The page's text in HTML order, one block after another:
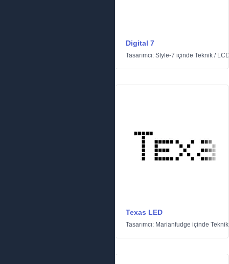
Digital 7
Tasarımcı: Style-7 içinde Teknik /
Texas LED
Tasarımcı: Marianfudge içinde Teknik